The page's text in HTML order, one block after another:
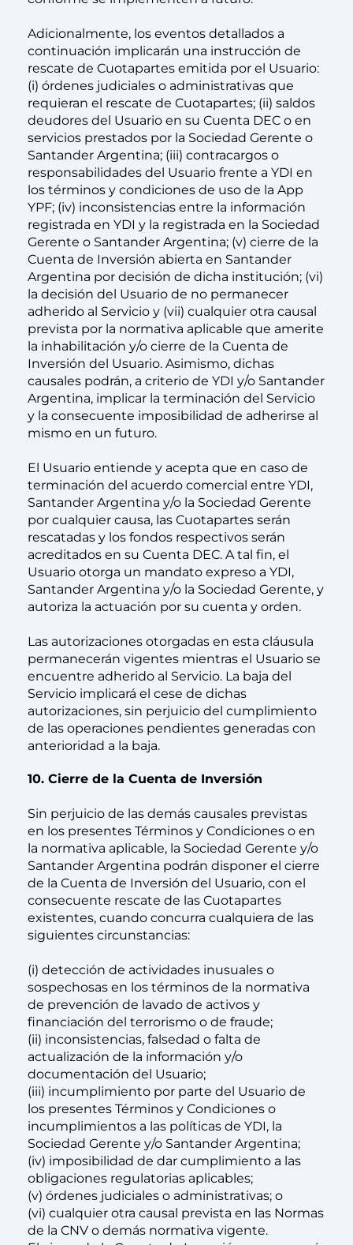
Adicionalmente, los eventos detallados a
continuación implicarán una instrucción de
rescate de Cuotapartes emitida por el Usuario:
(i) órdenes judiciales o administrativas que
requieran el rescate de Cuotapartes; (ii) saldos
deudores del Usuario en su Cuenta DEC o en
servicios prestados por la Sociedad Gerente o
Santander Argentina; (iii) contracargos o
responsabilidades del Usuario frente a YDI en
los términos y condiciones de uso de la App
YPF; (iv) inconsistencias entre la información
registrada en YDI y la registrada en la Sociedad
Gerente o Santander Argentina; (v) cierre de la
Cuenta de Inversión abierta en Santander
Argentina por decisión de dicha institución; (vi)
la decisión del Usuario de no permanecer
adherido al Servicio y (vii) cualquier otra causal
prevista por la normativa aplicable que amerite
la inhabilitación y/o cierre de la Cuenta de
Inversión del Usuario. Asimismo, dichas
causales podrán, a criterio de YDI y/o Santander
Argentina, implicar la terminación del Servicio
y la consecuente imposibilidad de adherirse al
mismo en un futuro.
El Usuario entiende y acepta que en caso de
terminación del acuerdo comercial entre YDI,
Santander Argentina y/o la Sociedad Gerente
por cualquier causa, las Cuotapartes serán
rescatadas y los fondos respectivos serán
acreditados en su Cuenta DEC. A tal fin, el
Usuario otorga un mandato expreso a YDI,
Santander Argentina y/o la Sociedad Gerente, y
autoriza la actuación por su cuenta y orden.
Las autorizaciones otorgadas en esta cláusula
permanecerán vigentes mientras el Usuario se
encuentre adherido al Servicio. La baja del
Servicio implicará el cese de dichas
autorizaciones, sin perjuicio del cumplimiento
de las operaciones pendientes generadas con
anterioridad a la baja.
10. Cierre de la Cuenta de Inversión
Sin perjuicio de las demás causales previstas
en los presentes Términos y Condiciones o en
la normativa aplicable, la Sociedad Gerente y/o
Santander Argentina podrán disponer el cierre
de la Cuenta de Inversión del Usuario, con el
consecuente rescate de las Cuotapartes
existentes, cuando concurra cualquiera de las
siguientes circunstancias:
(i) detección de actividades inusuales o
sospechosas en los términos de la normativa
de prevención de lavado de activos y
financiación del terrorismo o de fraude;
(ii) inconsistencias, falsedad o falta de
actualización de la información y/o
documentación del Usuario;
(iii) incumplimiento por parte del Usuario de
los presentes Términos y Condiciones o
incumplimientos a las políticas de YDI, la
Sociedad Gerente y/o Santander Argentina;
(iv) imposibilidad de dar cumplimiento a las
obligaciones regulatorias aplicables;
(v) órdenes judiciales o administrativas; o
(vi) cualquier otra causal prevista en las Normas
de la CNV o demás normativa vigente.